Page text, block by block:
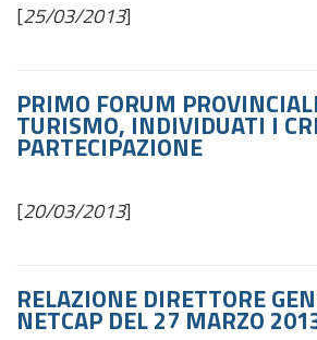
[25/03/2013]
PRIMO FORUM
TURISMO, INDIVIDUATI I
PARTECIPAZIONE
[20/03/2013]
RELAZIONE DIRETTORE
NETCAP DEL 27 MARZO